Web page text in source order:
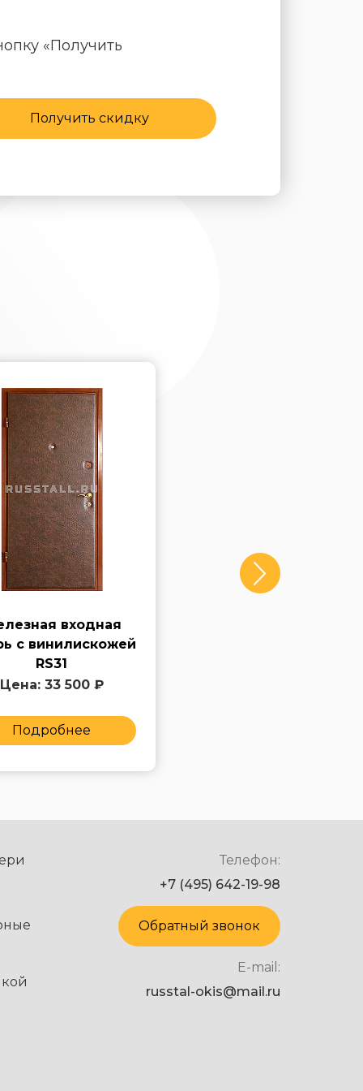
«Получить
Получить скидку
входная
с винилискожей
RS31
Цена: 33 500 ₽
Подробнее
Телефон:
+7 (495) 642-19-98
Обратный звонок
E-mail:
russtal-okis@mail.ru